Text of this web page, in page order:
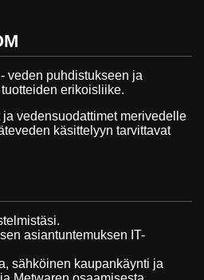
- veden puhdistukseen ja
erikoisliike.
vedensuodattimet merivedelle
käsittelyyn tarvittavat
asiantuntemuksen IT-
sähköinen kaupankäynti ja